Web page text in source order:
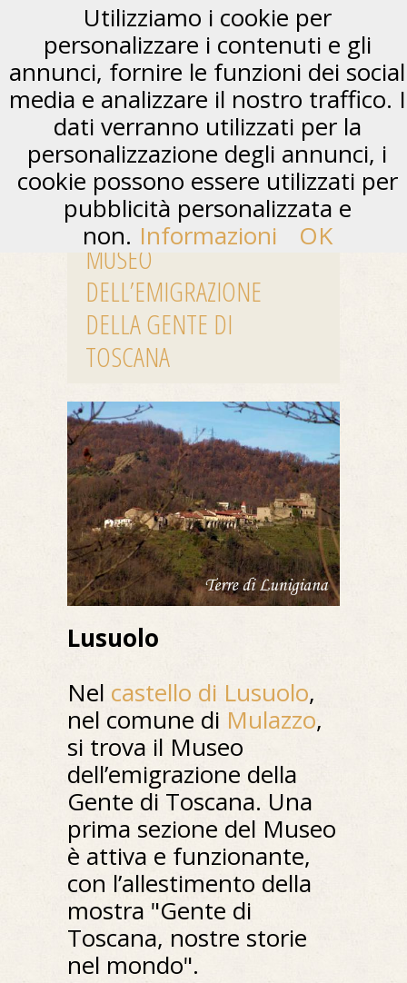
MUSEO
DELL’EMIGRAZIONE
DELLA GENTE DI
TOSCANA
Lusuolo
Nel castello di Lusuolo,
nel comune di Mulazzo,
si trova il Museo
dell’emigrazione della
Gente di Toscana. Una
prima sezione del Museo
è attiva e funzionante,
con l’allestimento della
mostra "Gente di
Toscana, nostre storie
nel mondo".
Utilizziamo i cookie per
personalizzare i contenuti e gli
annunci, fornire le funzioni dei social
media e analizzare il nostro traffico. I
dati verranno utilizzati per la
personalizzazione degli annunci, i
cookie possono essere utilizzati per
pubblicità personalizzata e
non. Informazioni OK